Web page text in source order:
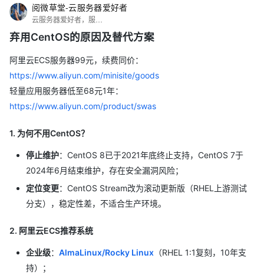
阅微草堂-云服务器爱好者
弃用CentOS的原因及替代方案
阿里云ECS服务器99元，续费同价：
https://www.aliyun.com/minisite/goods
轻量应用服务器低至68元1年：
https://www.aliyun.com/product/swas
1. 为何不用CentOS？
停止维护：CentOS 8已于2021年底终止支持，CentOS 7于
2024年6月结束维护，存在安全漏洞风险；
定位变更：CentOS Stream改为滚动更新版（RHEL上游测试
分支），稳定性差，不适合生产环境。
2. 阿里云ECS推荐系统
企业级： AlmaLinux/Rocky Linux （RHEL 1:1复刻，10年支
持）；